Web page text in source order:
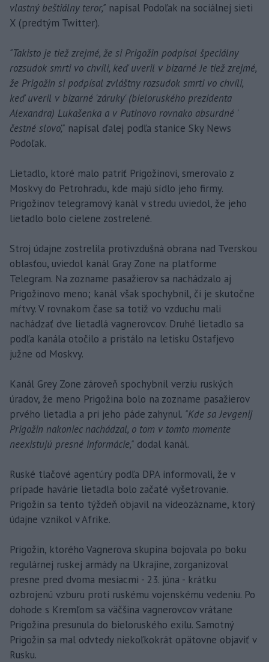
vlastný beštiálny teror," napísal Podoľak na sociálnej sieti
X (predtým Twitter).
"Takisto je tiež zrejmé, že si Prigožin podpísal špeciálny
rozsudok smrti vo chvíli, keď uveril v bizarné Je tiež zrejmé,
že Prigožin si podpísal zvláštny rozsudok smrti vo chvíli,
keď uveril v bizarné 'záruky' (bieloruského prezidenta
Alexandra) Lukašenka a v Putinovo rovnako absurdné '
čestné slovo'," napísal ďalej podľa stanice Sky News
Podoľak.
Lietadlo, ktoré malo patriť Prigožinovi, smerovalo z
Moskvy do Petrohradu, kde majú sídlo jeho firmy.
Prigožinov telegramový kanál v stredu uviedol, že jeho
lietadlo bolo cielene zostrelené.
Stroj údajne zostrelila protivzdušná obrana nad Tverskou
oblasťou, uviedol kanál Gray Zone na platforme
Telegram. Na zozname pasažierov sa nachádzalo aj
Prigožinovo meno; kanál však spochybnil, či je skutočne
mŕtvy. V rovnakom čase sa totiž vo vzduchu mali
nachádzať dve lietadlá vagnerovcov. Druhé lietadlo sa
podľa kanála otočilo a pristálo na letisku Ostafjevo
južne od Moskvy.
Kanál Grey Zone zároveň spochybnil verziu ruských
úradov, že meno Prigožina bolo na zozname pasažierov
prvého lietadla a pri jeho páde zahynul. "Kde sa Jevgenij
Prigožin nakoniec nachádzal, o tom v tomto momente
neexistujú presné informácie," dodal kanál.
Ruské tlačové agentúry podľa DPA informovali, že v
prípade havárie lietadla bolo začaté vyšetrovanie.
Prigožin sa tento týždeň objavil na videozázname, ktorý
údajne vznikol v Afrike.
Prigožin, ktorého Vagnerova skupina bojovala po boku
regulárnej ruskej armády na Ukrajine, zorganizoval
presne pred dvoma mesiacmi - 23. júna - krátku
ozbrojenú vzburu proti ruskému vojenskému vedeniu. Po
dohode s Kremľom sa väčšina vagnerovcov vrátane
Prigožina presunula do bieloruského exilu. Samotný
Prigožin sa mal odvtedy niekoľkokrát opätovne objaviť v
Rusku.